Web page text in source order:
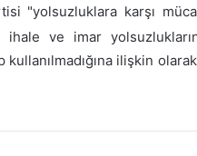
"yolsuzluklara karşı
ihale ve imar
kullanılmadığına ilişkin